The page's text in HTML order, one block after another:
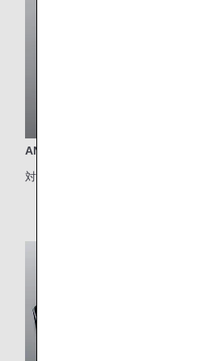
ANA自慢のシェフの技が結集した
対象クラス：ビジネスクラス